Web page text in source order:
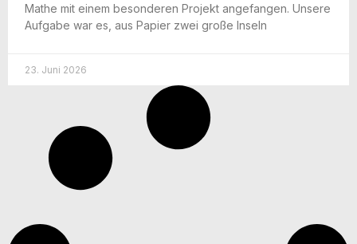
Mathe mit einem beson­de­ren Pro­jekt ange­fan­gen. Unse­re
Auf­ga­be war es, aus Papier zwei gro­ße Inseln
23. Juni 2026